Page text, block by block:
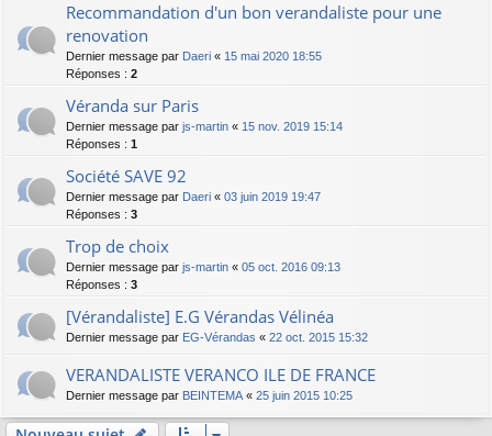
Recommandation d'un bon verandaliste pour une
renovation
Dernier message par Daeri « 15 mai 2020 18:55
Réponses : 2
Véranda sur Paris
Dernier message par js-martin « 15 nov. 2019 15:14
Réponses : 1
Société SAVE 92
Dernier message par Daeri « 03 juin 2019 19:47
Réponses : 3
Trop de choix
Dernier message par js-martin « 05 oct. 2016 09:13
Réponses : 3
[Vérandaliste] E.G Vérandas Vélinéa
Dernier message par EG-Vérandas « 22 oct. 2015 15:32
VERANDALISTE VERANCO ILE DE FRANCE
Dernier message par BEINTEMA « 25 juin 2015 10:25